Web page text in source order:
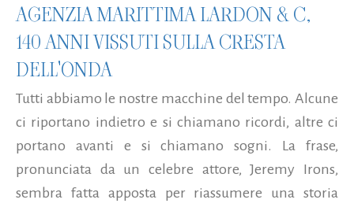
AGENZIA MARITTIMA LARDON & C,
140 ANNI VISSUTI SULLA CRESTA
DELL'ONDA
Tutti abbiamo le nostre macchine del tempo. Alcune
ci riportano indietro e si chiamano ricordi, altre ci
portano avanti e si chiamano sogni. La frase,
pronunciata da un celebre attore, Jeremy Irons,
sembra fatta apposta per riassumere una storia